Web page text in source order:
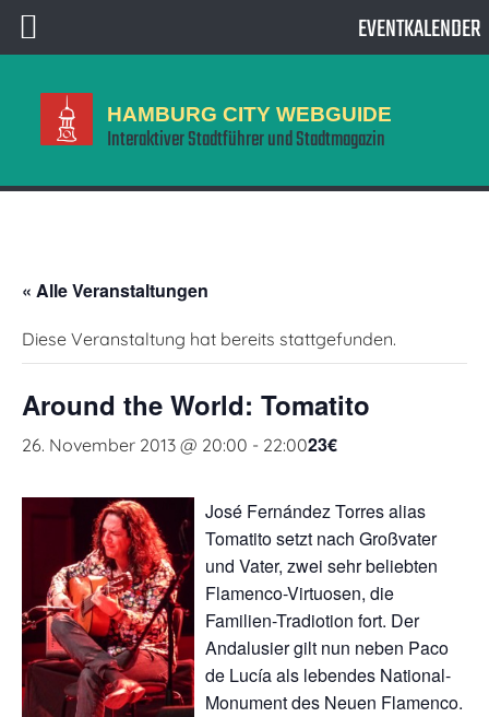
HAMBURG CITY WEBGUIDE
Interaktiver Stadtführer und Stadtmagazin
« Alle Veranstaltungen
Diese Veranstaltung hat bereits stattgefunden.
Around the World: Tomatito
26. November 2013 @ 20:00 - 22:0023€
José Fernández Torres alias
Tomatito setzt nach Großvater
und Vater, zwei sehr beliebten
Flamenco-Virtuosen, die
Familien-Tradiotion fort. Der
Andalusier gilt nun neben Paco
de Lucía als lebendes National-
Monument des Neuen Flamenco.
EVENTKALENDER